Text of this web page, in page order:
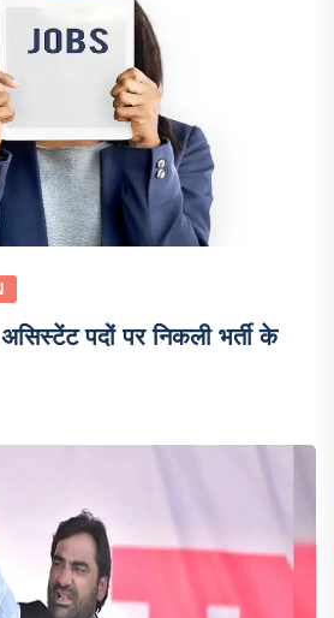
पदों पर निकली भर्ती के